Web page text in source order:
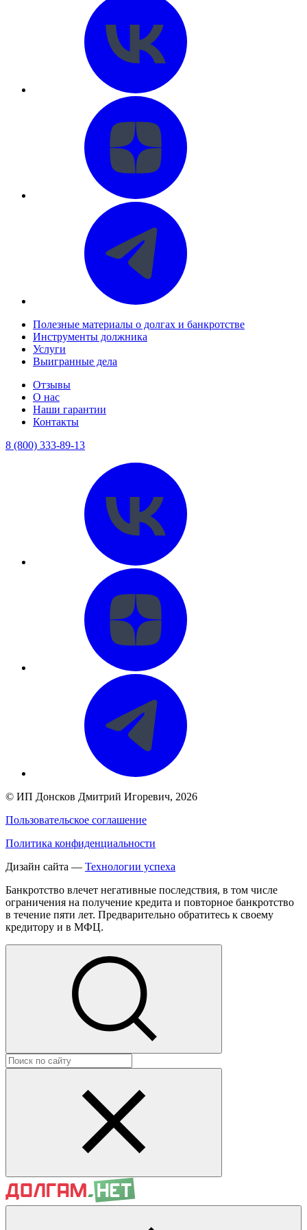
Полезные материалы о долгах и банкротстве
Инструменты должника
Услуги
Выигранные дела
Отзывы
О нас
Наши гарантии
Контакты
8 (800) 333-89-13
© ИП Донсков Дмитрий Игоревич, 2026
Пользовательское соглашение
Политика конфиденциальности
Дизайн сайта — Технологии успеха
Банкротство влечет негативные последствия, в том числе
ограничения на получение кредита и повторное банкротство
в течение пяти лет. Предварительно обратитесь к своему
кредитору и в МФЦ.